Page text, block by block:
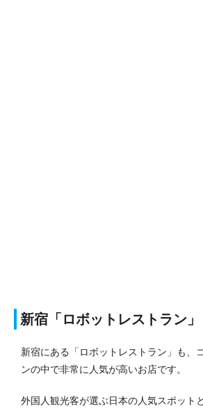
新宿「ロボットレストラン」
新宿にある「ロボットレストラン」も、
ンの中で非常に人気が高いお店です。
外国人観光客が選ぶ日本の人気スポット